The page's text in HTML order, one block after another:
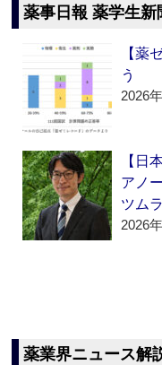
薬事日報 薬学生新
【薬
う
2026
【日
アノ
ツム
2026
薬業界ニュース解